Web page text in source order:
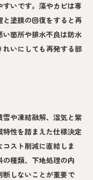
いです。藻やカビは専
塗膜の回復をすると再
箇所や排水不良は防水
いにしても再発する部
や凍結融解、湿気と紫
性を踏まえた仕様決定
スト削減に直結しま
種類、下地処理の内
しないことが重要で